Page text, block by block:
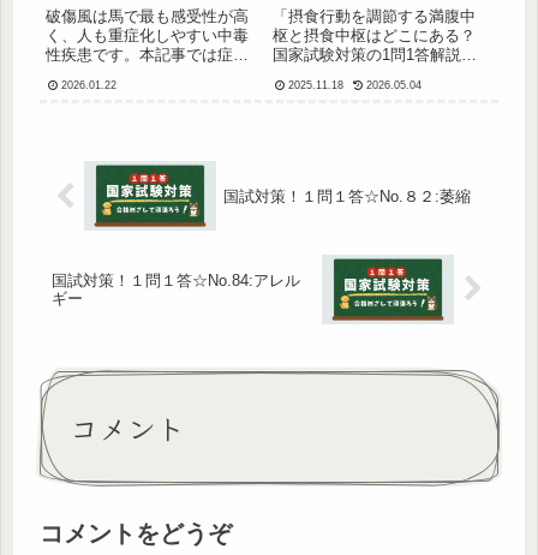
破傷風は馬で最も感受性が高
く、人も重症化しやすい中毒
性疾患です。本記事では症
防に使われる破傷風トキソイ
2026.01.22
「摂食行動を調節する満腹中
枢と摂食中枢はどこにある？
国家試験対策の1問1答解説付
などの役割とともに選択肢の
2025.11.18 2026.05.04
国試対策！１問１答☆No.８２:萎縮
国試対策！１問１答☆No.84:アレル
ギー
コメント
コメントをどうぞ